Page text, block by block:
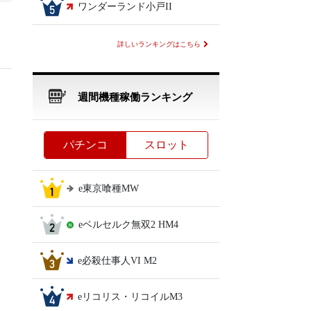
ワンダーランド小戸II
詳しいランキングはこちら
週間機種稼働ランキング
パチンコ スロット
e東京喰種MW
eベルセルク無双2 HM4
e必殺仕事人VI M2
eリコリス・リコイルM3